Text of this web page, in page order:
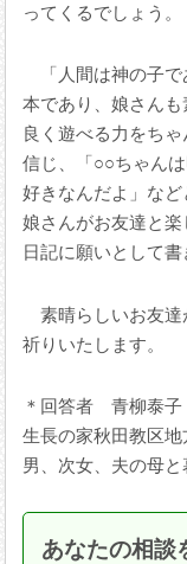
ってくるでしょう。
「人間は神の子で
本であり、娘さん
良く遊べる力をち
信じ、「○○ちゃん
好きなんだよ」など
娘さんがお友達と楽
日記に願いとして書
素晴らしいお友達
祈りいたします。
＊回答者 青柳泰子
生長の家秋田教区
男、次女、夫の母と
あなたの相談